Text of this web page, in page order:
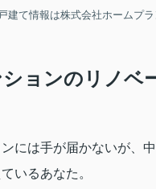
建て情報は株式会社ホームプ
ョンのリノベ
には手が届かないが、
いるあなた。